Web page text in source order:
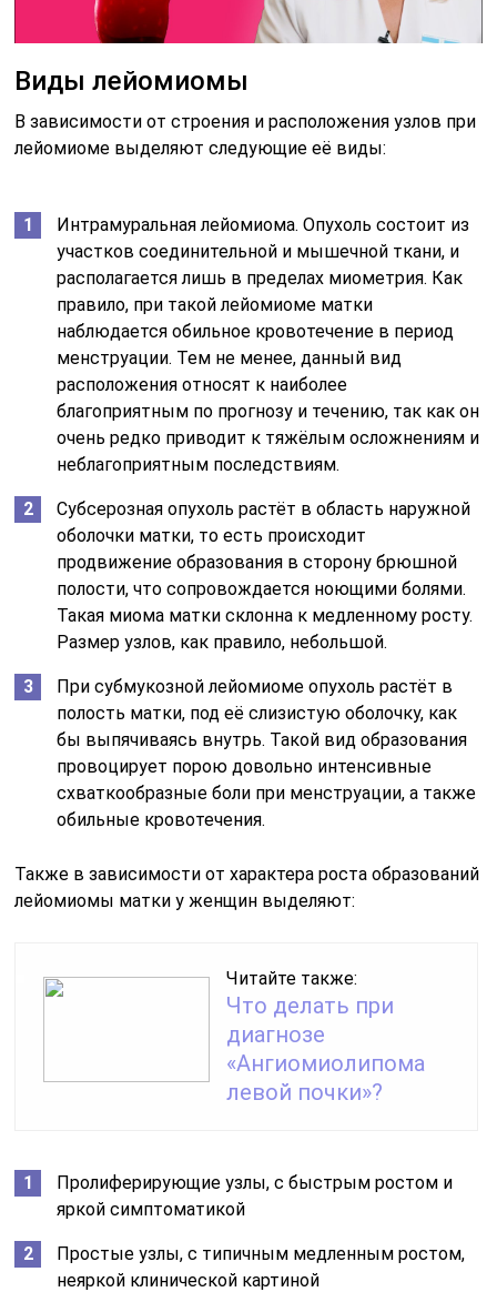
Виды лейомиомы
В зависимости от строения и расположения узлов при
лейомиоме выделяют следующие её виды:
Интрамуральная лейомиома. Опухоль состоит из
участков соединительной и мышечной ткани, и
располагается лишь в пределах миометрия. Как
правило, при такой лейомиоме матки
наблюдается обильное кровотечение в период
менструации. Тем не менее, данный вид
расположения относят к наиболее
благоприятным по прогнозу и течению, так как он
очень редко приводит к тяжёлым осложнениям и
неблагоприятным последствиям.
Субсерозная опухоль растёт в область наружной
оболочки матки, то есть происходит
продвижение образования в сторону брюшной
полости, что сопровождается ноющими болями.
Такая миома матки склонна к медленному росту.
Размер узлов, как правило, небольшой.
При субмукозной лейомиоме опухоль растёт в
полость матки, под её слизистую оболочку, как
бы выпячиваясь внутрь. Такой вид образования
провоцирует порою довольно интенсивные
схваткообразные боли при менструации, а также
обильные кровотечения.
Также в зависимости от характера роста образований
лейомиомы матки у женщин выделяют:
Читайте также:
Что делать при
диагнозе
«Ангиомиолипома
левой почки»?
Пролиферирующие узлы, с быстрым ростом и
яркой симптоматикой
Простые узлы, с типичным медленным ростом,
неяркой клинической картиной